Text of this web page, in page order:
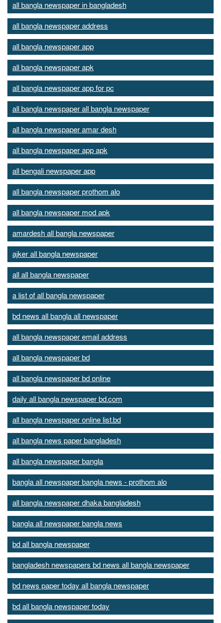
all bangla newspaper in bangladesh
all bangla newspaper address
all bangla newspaper app
all bangla newspaper apk
all bangla newspaper app for pc
all bangla newspaper all bangla newspaper
all bangla newspaper amar desh
all bangla newspaper app apk
all bengali newspaper app
all bangla newspaper prothom alo
all bangla newspaper mod apk
amardesh all bangla newspaper
ajker all bangla newspaper
all all bangla newspaper
a list of all bangla newspaper
bd news all bangla all newspaper
all bangla newspaper email address
all bangla newspaper bd
all bangla newspaper bd online
daily all bangla newspaper bd.com
all bangla newspaper online list.bd
all bangla news paper bangladesh
all bangla newspaper bangla
bangla all newspaper bangla news - prothom alo
all bangla newspaper dhaka bangladesh
bangla all newspaper bangla news
bd all bangla newspaper
bangladesh newspapers bd news all bangla newspaper
bd news paper today all bangla newspaper
bd all bangla newspaper today